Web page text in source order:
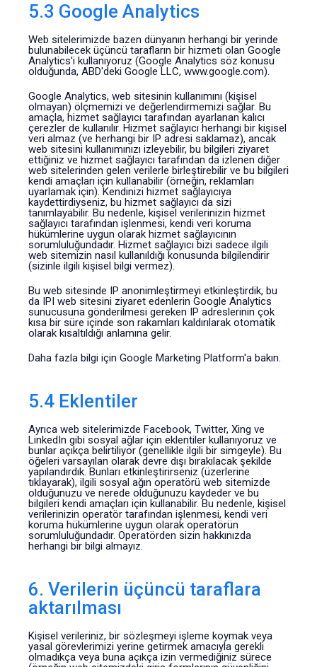
5.3 Google Analytics
Web sitelerimizde bazen dünyanın herhangi bir yerinde
bulunabilecek üçüncü tarafların bir hizmeti olan Google
Analytics'i kullanıyoruz (Google Analytics söz konusu
olduğunda, ABD'deki Google LLC, www.google.com).
Google Analytics, web sitesinin kullanımını (kişisel
olmayan) ölçmemizi ve değerlendirmemizi sağlar. Bu
amaçla, hizmet sağlayıcı tarafından ayarlanan kalıcı
çerezler de kullanılır. Hizmet sağlayıcı herhangi bir kişisel
veri almaz (ve herhangi bir IP adresi saklamaz), ancak
web sitesini kullanımınızı izleyebilir, bu bilgileri ziyaret
ettiğiniz ve hizmet sağlayıcı tarafından da izlenen diğer
web sitelerinden gelen verilerle birleştirebilir ve bu bilgileri
kendi amaçları için kullanabilir (örneğin, reklamları
uyarlamak için). Kendinizi hizmet sağlayıcıya
kaydettirdiyseniz, bu hizmet sağlayıcı da sizi
tanımlayabilir. Bu nedenle, kişisel verilerinizin hizmet
sağlayıcı tarafından işlenmesi, kendi veri koruma
hükümlerine uygun olarak hizmet sağlayıcının
sorumluluğundadır. Hizmet sağlayıcı bizi sadece ilgili
web sitemizin nasıl kullanıldığı konusunda bilgilendirir
(sizinle ilgili kişisel bilgi vermez).
Bu web sitesinde IP anonimleştirmeyi etkinleştirdik, bu
da IPI web sitesini ziyaret edenlerin Google Analytics
sunucusuna gönderilmesi gereken IP adreslerinin çok
kısa bir süre içinde son rakamları kaldırılarak otomatik
olarak kısaltıldığı anlamına gelir.
Daha fazla bilgi için Google Marketing Platform'a bakın.
5.4 Eklentiler
Ayrıca web sitelerimizde Facebook, Twitter, Xing ve
LinkedIn gibi sosyal ağlar için eklentiler kullanıyoruz ve
bunlar açıkça belirtiliyor (genellikle ilgili bir simgeyle). Bu
öğeleri varsayılan olarak devre dışı bırakılacak şekilde
yapılandırdık. Bunları etkinleştirirseniz (üzerlerine
tıklayarak), ilgili sosyal ağın operatörü web sitemizde
olduğunuzu ve nerede olduğunuzu kaydeder ve bu
bilgileri kendi amaçları için kullanabilir. Bu nedenle, kişisel
verilerinizin operatör tarafından işlenmesi, kendi veri
koruma hükümlerine uygun olarak operatörün
sorumluluğundadır. Operatörden sizin hakkınızda
herhangi bir bilgi almayız.
6. Verilerin üçüncü taraflara
aktarılması
Kişisel verileriniz, bir sözleşmeyi işleme koymak veya
yasal görevlerimizi yerine getirmek amacıyla gerekli
olmadıkça veya buna açıkça izin vermediğiniz sürece